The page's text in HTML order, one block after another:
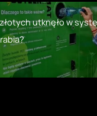
utknęło w